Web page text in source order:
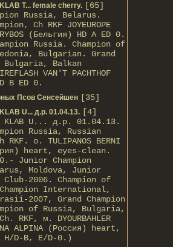
T... female cherry. [65]
Russia, Belarus.
Ch RKF JOYEUROPE
(Бельгия) HD А ED 0.
Russia. Champion of
Bulgarian. Grand
Bulgaria, Balkan
VAN'T PACHTHOF
B ED 0.
Псов Сенсейшен [35]
U... д.р. 01.04.13. [4]
KLAB U... д.р. 01.04.13.
Russia, Russian
RKF. о. TULIPANOS BERNI
heart, eyes-clean.
Junior Champion
Moldova, Junior
Club-2006. Champion of
International,
2007, Grand Champion
of Russia, Bulgaria,
RKF, м. DYOURBAHLER
ALPINA (Россия) heart,
H/D-В, E/D-0.)